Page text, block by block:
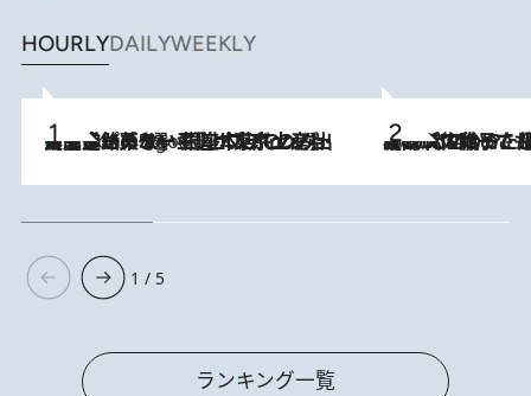
HOURLYDAILYWEEKLY
6 Hours Ago
【間違いのない王道・東京土産】資生堂パーラー 銀座本店でのみ出会える銘菓5選《極上プディング・濃厚チーズケーキ・ボンボンショコラほか》 2026.8.5
【阿川佐和子さんの年とる力】なぜ70代で始めた趣味は“こんなに楽しい”のか？ ピアノ、俳句…スランプに陥っても続けられる“ある秘訣”とは
1 / 5
ランキング一覧